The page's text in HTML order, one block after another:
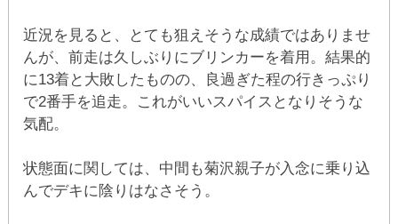
近況を見ると、とても狙えそうな成績ではありませ
んが、前走は久しぶりにブリンカーを着用。結果的
に13着と大敗したものの、良過ぎた程の行きっぷり
で2番手を追走。これがいいスパイスとなりそうな
気配。
状態面に関しては、中間も菊沢親子が入念に乗り込
んでデキに陰りはなさそう。